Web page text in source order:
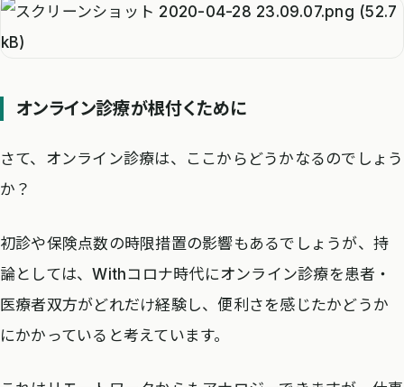
オンライン診療が根付くために
さて、オンライン診療は、ここからどうかなるのでしょう
か？
初診や保険点数の時限措置の影響もあるでしょうが、持
論としては、Withコロナ時代にオンライン診療を患者・
医療者双方がどれだけ経験し、便利さを感じたかどうか
にかかっていると考えています。